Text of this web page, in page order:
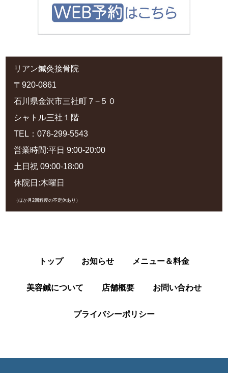
リアン鍼灸接骨院
〒920-0861
石川県金沢市三社町７−５０
シャトル三社１階
TEL：076-299-5543
営業時間:平日 9:00-20:00
土日祝 09:00-18:00
休院日:木曜日
（ほか月2回程度の不定休あり）
トップ お知らせ メニュー＆料金
美容鍼について 店舗概要 お問い合わせ
プライバシーポリシー